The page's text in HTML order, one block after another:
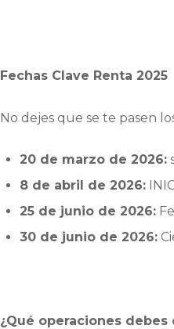
Fechas Clave Renta 2025
No dejes que se te pasen
20 de marzo de 2026:
8 de abril de 2026:
25 de junio de 2026:
30 de junio de 2026:
¿Qué operaciones